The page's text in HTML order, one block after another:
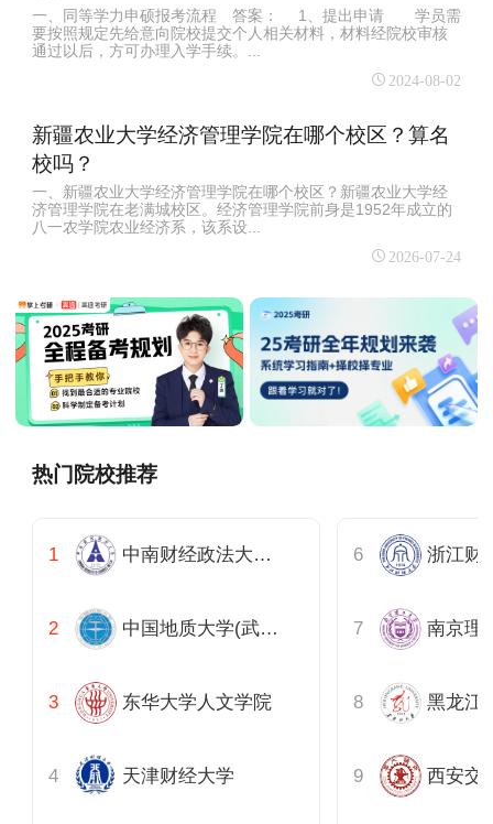
一、同等学力申硕报考流程 答案： 1、提出申请 学员需
要按照规定先给意向院校提交个人相关材料，材料经院校审核
通过以后，方可办理入学手续。...
2024-08-02
新疆农业大学经济管理学院在哪个校区？算名
校吗？
一、新疆农业大学经济管理学院在哪个校区？新疆农业大学经
济管理学院在老满城校区。经济管理学院前身是1952年成立的
八一农学院农业经济系，该系设...
2026-07-24
热门院校推荐
中南财经政法大学公共管理学院
中国地质大学(武汉)公共管理学院
东华大学人文学院
天津财经大学